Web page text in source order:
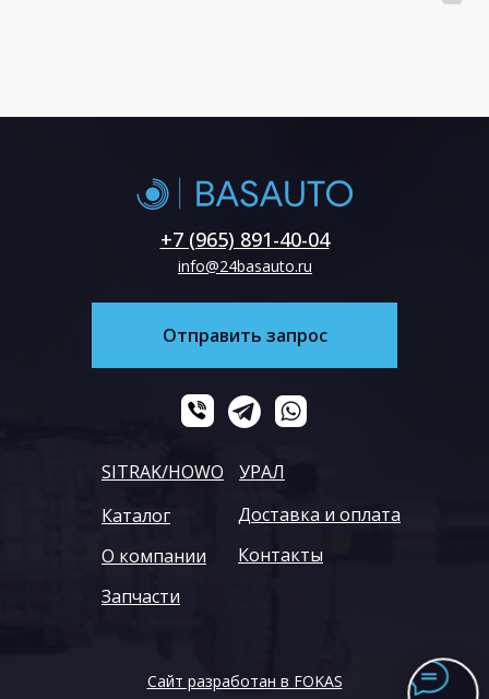
Отправить запрос
info@24basauto.ru
+7 (965) 891-40-04
Каталог
О компании
Запчасти
Доставка и оплата
Контакты
SITRAK/HOWO УРАЛ
Сайт разработан в FOKAS